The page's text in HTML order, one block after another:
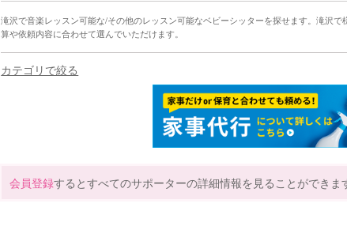
滝沢で音楽レッスン可能な/その他のレッスン可能なベビーシッターを探せます。滝沢
算や依頼内容に合わせて選んでいただけます。
カテゴリで絞る
会員登録するとすべてのサポーターの詳細情報を見ることができま